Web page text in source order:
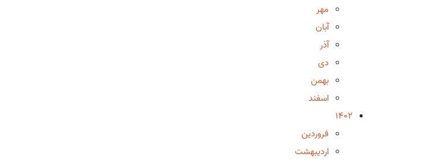
مهر
آبان
آذر
دی
بهمن
اسفند
1402
فروردین
اردیبهشت